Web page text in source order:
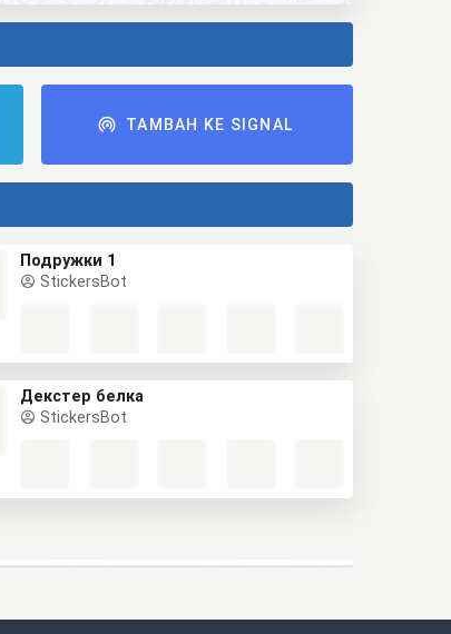
TAMBAH KE SIGNAL
Подружки 1
StickersBot
Декстер белка
StickersBot